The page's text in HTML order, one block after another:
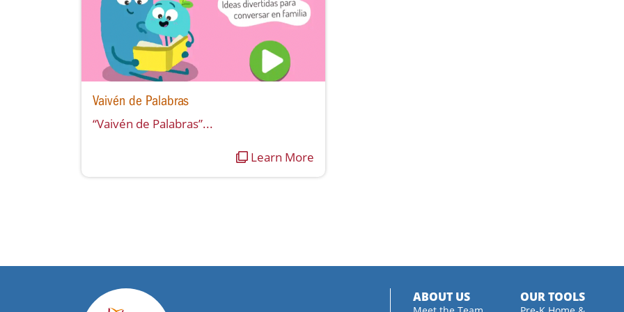
Vaivén de Palabras
“Vaivén de Palabras”...
Learn More
ABOUT US OUR TOOLS